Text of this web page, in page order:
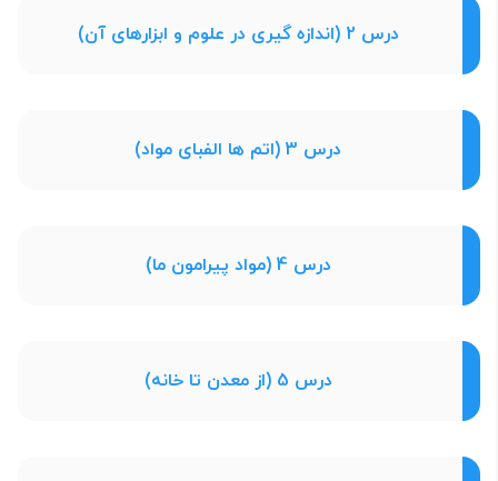
درس 2 (اندازه گیری در علوم و ابزارهای آن)
درس 3 (اتم ها الفبای مواد)
درس 4 (مواد پیرامون ما)
درس 5 (از معدن تا خانه)